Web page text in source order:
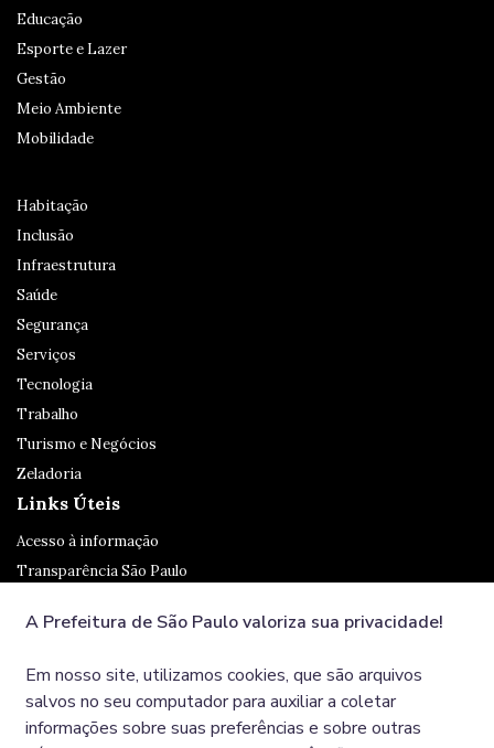
Educação
Esporte e Lazer
Gestão
Meio Ambiente
Mobilidade
Habitação
Inclusão
Infraestrutura
Saúde
Segurança
Serviços
Tecnologia
Trabalho
Turismo e Negócios
Zeladoria
Links Úteis
Acesso à informação
Transparência São Paulo
Ouvidoria
A Prefeitura de São Paulo valoriza sua privacidade!
Em nosso site, utilizamos cookies, que são arquivos
salvos no seu computador para auxiliar a coletar
informações sobre suas preferências e sobre outras